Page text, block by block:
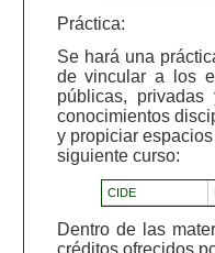
Práctica:
Se hará una
de vincular a los
públicas,
conocimientos
y propiciar
siguiente curso:
CIDE
Dentro de las
créditos ofrecidos